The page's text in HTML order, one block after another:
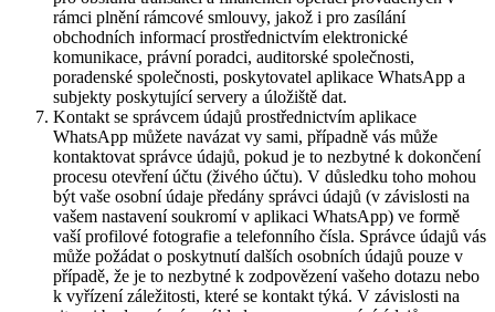
rámci plnění rámcové smlouvy, jakož i pro zasílání
obchodních informací prostřednictvím elektronické
komunikace, právní poradci, auditorské společnosti,
poradenské společnosti, poskytovatel aplikace WhatsApp a
subjekty poskytující servery a úložiště dat.
Kontakt se správcem údajů prostřednictvím aplikace
WhatsApp můžete navázat vy sami, případně vás může
kontaktovat správce údajů, pokud je to nezbytné k dokončení
procesu otevření účtu (živého účtu). V důsledku toho mohou
být vaše osobní údaje předány správci údajů (v závislosti na
vašem nastavení soukromí v aplikaci WhatsApp) ve formě
vaší profilové fotografie a telefonního čísla. Správce údajů vás
může požádat o poskytnutí dalších osobních údajů pouze v
případě, že je to nezbytné k zodpovězení vašeho dotazu nebo
k vyřízení záležitosti, které se kontakt týká. V závislosti na